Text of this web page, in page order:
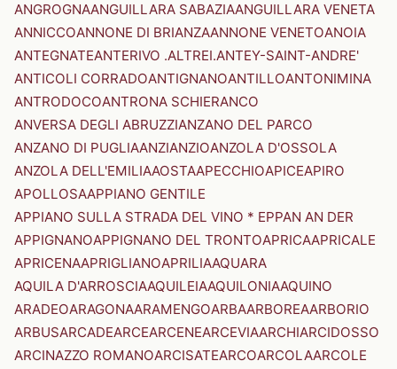
ANGROGNAANGUILLARA SABAZIAANGUILLARA VENETA
ANNICCOANNONE DI BRIANZAANNONE VENETOANOIA
ANTEGNATEANTERIVO .ALTREI.ANTEY-SAINT-ANDRE'
ANTICOLI CORRADOANTIGNANOANTILLOANTONIMINA
ANTRODOCOANTRONA SCHIERANCO
ANVERSA DEGLI ABRUZZIANZANO DEL PARCO
ANZANO DI PUGLIAANZIANZIOANZOLA D'OSSOLA
ANZOLA DELL'EMILIAAOSTAAPECCHIOAPICEAPIRO
APOLLOSAAPPIANO GENTILE
APPIANO SULLA STRADA DEL VINO * EPPAN AN DER
APPIGNANOAPPIGNANO DEL TRONTOAPRICAAPRICALE
APRICENAAPRIGLIANOAPRILIAAQUARA
AQUILA D'ARROSCIAAQUILEIAAQUILONIAAQUINO
ARADEOARAGONAARAMENGOARBAARBOREAARBORIO
ARBUSARCADEARCEARCENEARCEVIAARCHIARCIDOSSO
ARCINAZZO ROMANOARCISATEARCOARCOLAARCOLE